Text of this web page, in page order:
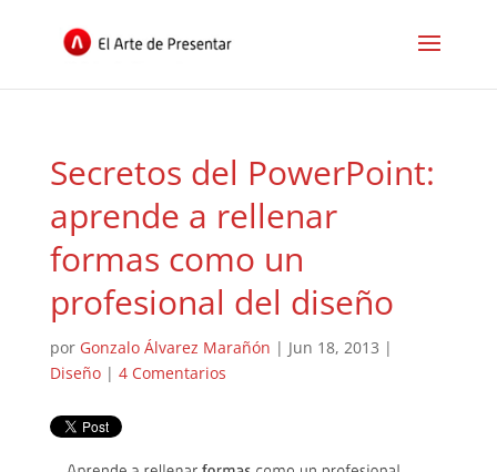
Secretos del PowerPoint:
aprende a rellenar
formas como un
profesional del diseño
por Gonzalo Álvarez Marañón | Jun 18, 2013 |
Diseño| 4 Comentarios